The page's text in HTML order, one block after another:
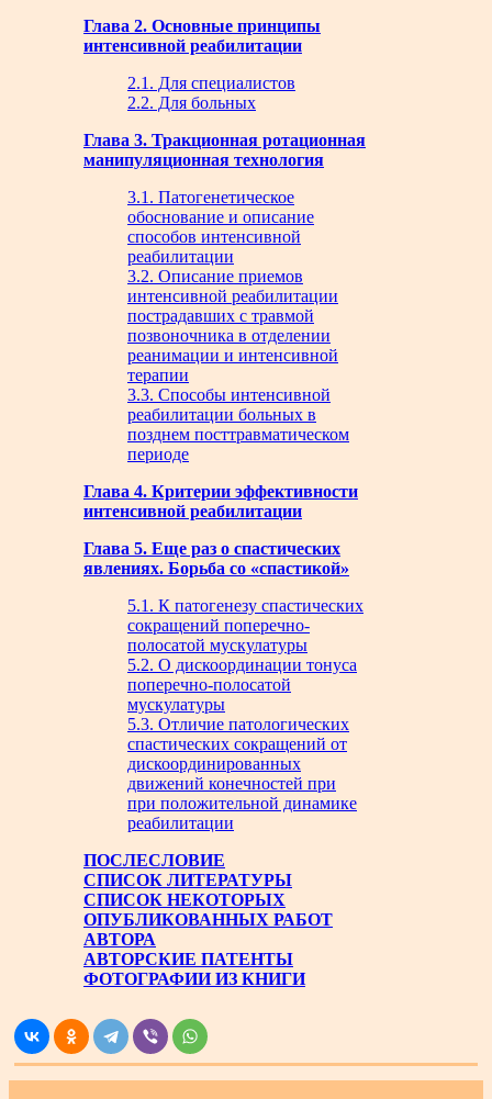
Глава 2. Основные принципы
интенсивной реабилитации
2.1. Для специалистов
2.2. Для больных
Глава 3. Тракционная ротационная
манипуляционная технология
3.1. Патогенетическое
обоснование и описание
способов интенсивной
реабилитации
3.2. Описание приемов
интенсивной реабилитации
пострадавших с травмой
позвоночника в отделении
реанимации и интенсивной
терапии
3.3. Способы интенсивной
реабилитации больных в
позднем посттравматическом
периоде
Глава 4. Критерии эффективности
интенсивной реабилитации
Глава 5. Еще раз о спастических
явлениях. Борьба со «спастикой»
5.1. К патогенезу спастических
сокращений поперечно-
полосатой мускулатуры
5.2. О дискоординации тонуса
поперечно-полосатой
мускулатуры
5.3. Отличие патологических
спастических сокращений от
дискоординированных
движений конечностей при
при положительной динамике
реабилитации
ПОСЛЕСЛОВИЕ
СПИСОК ЛИТЕРАТУРЫ
СПИСОК НЕКОТОРЫХ
ОПУБЛИКОВАННЫХ РАБОТ
АВТОРА
АВТОРСКИЕ ПАТЕНТЫ
ФОТОГРАФИИ ИЗ КНИГИ